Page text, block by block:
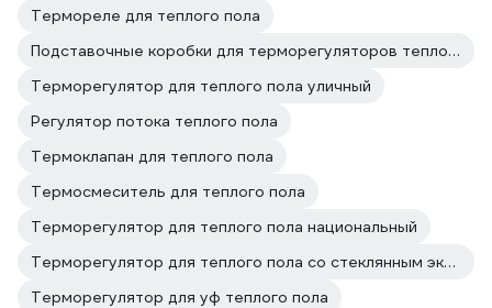
Термореле для теплого пола
Подставочные коробки для терморегуляторов теплого пола
Терморегулятор для теплого пола уличный
Регулятор потока теплого пола
Термоклапан для теплого пола
Термосмеситель для теплого пола
Терморегулятор для теплого пола национальный
Терморегулятор для теплого пола со стеклянным экраном
Терморегулятор для уф теплого пола